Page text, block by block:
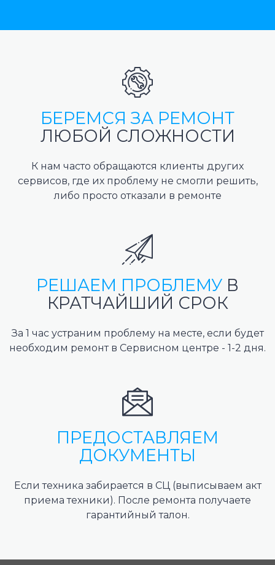
БЕРЕМСЯ ЗА РЕМОНТ
ЛЮБОЙ СЛОЖНОСТИ
К нам часто обращаются клиенты других
сервисов, где их проблему не смогли решить,
либо просто отказали в ремонте
РЕШАЕМ ПРОБЛЕМУ В
КРАТЧАЙШИЙ СРОК
За 1 час устраним проблему на месте, если будет
необходим ремонт в Сервисном центре - 1-2 дня.
ПРЕДОСТАВЛЯЕМ
ДОКУМЕНТЫ
Если техника забирается в СЦ (выписываем акт
приема техники). После ремонта получаете
гарантийный талон.